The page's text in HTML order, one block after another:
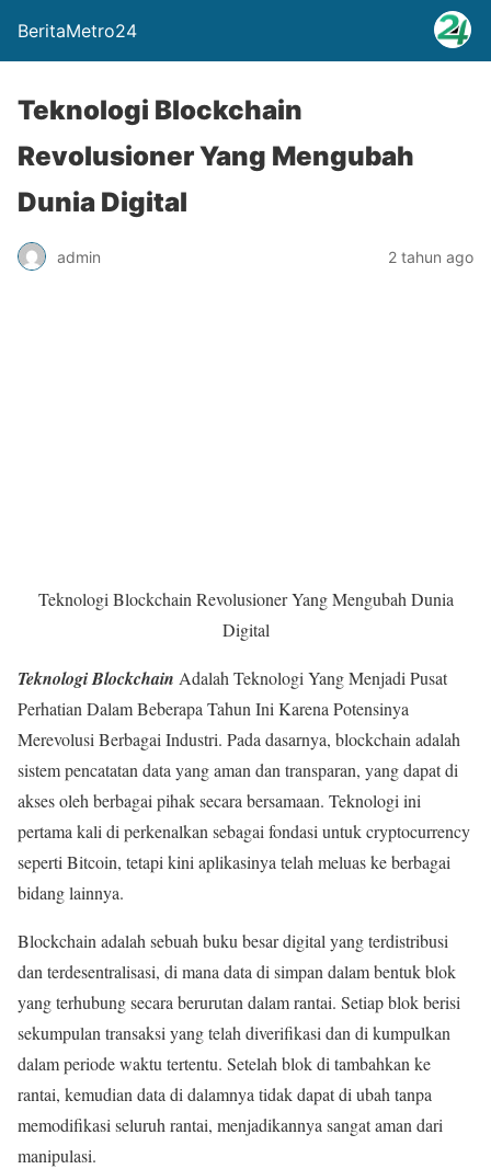
BeritaMetro24
Teknologi Blockchain
Revolusioner Yang Mengubah
Dunia Digital
admin 2 tahun ago
Teknologi Blockchain Revolusioner Yang Mengubah Dunia
Digital
Teknologi Blockchain Adalah Teknologi Yang Menjadi Pusat
Perhatian Dalam Beberapa Tahun Ini Karena Potensinya
Merevolusi Berbagai Industri. Pada dasarnya, blockchain adalah
sistem pencatatan data yang aman dan transparan, yang dapat di
akses oleh berbagai pihak secara bersamaan. Teknologi ini
pertama kali di perkenalkan sebagai fondasi untuk cryptocurrency
seperti Bitcoin, tetapi kini aplikasinya telah meluas ke berbagai
bidang lainnya.
Blockchain adalah sebuah buku besar digital yang terdistribusi
dan terdesentralisasi, di mana data di simpan dalam bentuk blok
yang terhubung secara berurutan dalam rantai. Setiap blok berisi
sekumpulan transaksi yang telah diverifikasi dan di kumpulkan
dalam periode waktu tertentu. Setelah blok di tambahkan ke
rantai, kemudian data di dalamnya tidak dapat di ubah tanpa
memodifikasi seluruh rantai, menjadikannya sangat aman dari
manipulasi.